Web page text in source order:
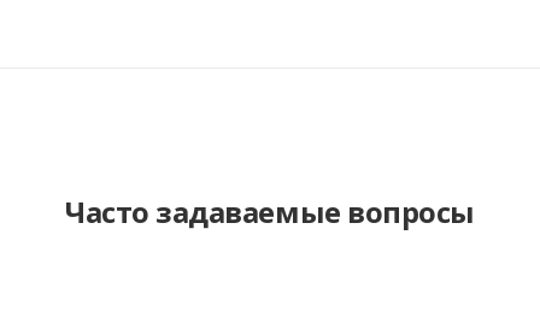
Часто задаваемые вопросы